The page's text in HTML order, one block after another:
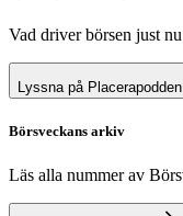
Vad driver börsen just
Lyssna på Placerapodden
Börsveckans arkiv
Läs alla nummer av